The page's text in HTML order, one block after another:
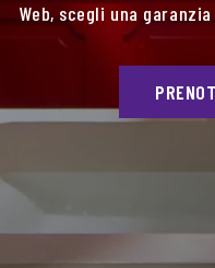
Web, scegli una